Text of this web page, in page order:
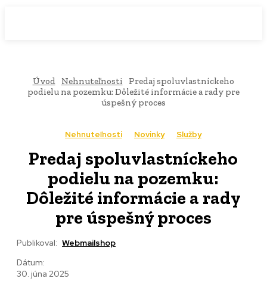
Úvod Nehnuteľnosti
Predaj spoluvlastníckeho
podielu na pozemku: Dôležité informácie a rady pre
úspešný proces
Nehnuteľnosti Novinky Služby
Predaj spoluvlastníckeho
podielu na pozemku:
Dôležité informácie a rady
pre úspešný proces
Publikoval: Webmailshop
Dátum:
30. júna 2025